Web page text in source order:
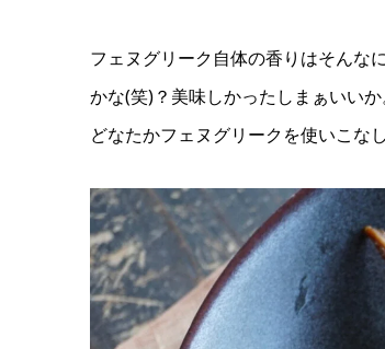
フェヌグリーク自体の香りはそんな
かな(笑)？美味しかったしまぁいいか
どなたかフェヌグリークを使いこな